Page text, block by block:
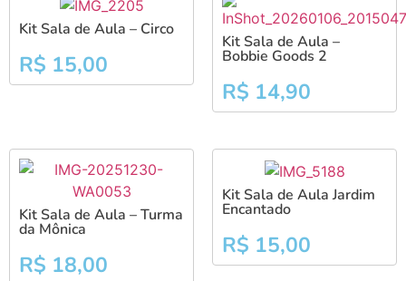
Kit Sala de Aula – Circo
R$ 15,00
Kit Sala de Aula –
Bobbie Goods 2
R$ 14,90
Kit Sala de Aula – Turma
da Mônica
R$ 18,00
Kit Sala de Aula Jardim
Encantado
R$ 15,00